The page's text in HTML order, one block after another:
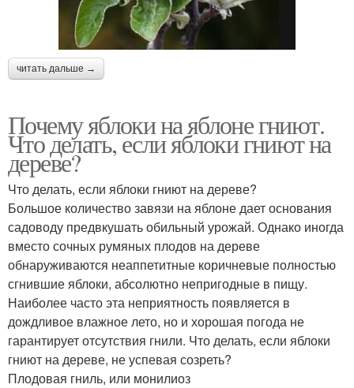
читать дальше →
Почему яблоки на яблоне гниют.
Что делать, если яблоки гниют на
дереве?
Что делать, если яблоки гниют на дереве?
Большое количество завязи на яблоне дает основания
садоводу предвкушать обильный урожай. Однако иногда
вместо сочных румяных плодов на дереве
обнаруживаются неаппетитные коричневые полностью
сгнившие яблоки, абсолютно непригодные в пищу.
Наиболее часто эта неприятность появляется в
дождливое влажное лето, но и хорошая погода не
гарантирует отсутствия гнили. Что делать, если яблоки
гниют на дереве, не успевая созреть?
Плодовая гниль, или монилиоз